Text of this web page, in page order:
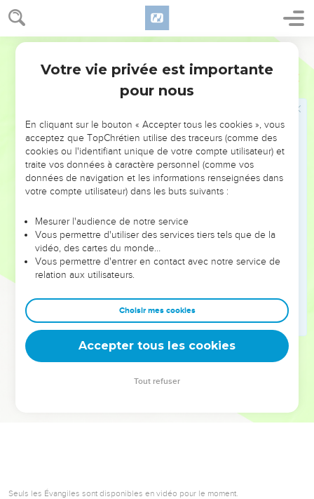
NE MANQUEZ PAS L’ÉVÉNEMENT
DE L’ANNÉE !
ET SI LEURS ERREURS POUVAIENT VOUS ÉVITER LES
VOTRES ?
leur foi ou leur vision. Mais on voit moins les doutes, les erreurs
et les saisons difficiles qu'ils ont traversés, alors même que ce
sont elles qui les ont façonnés.
Dans cette conférence, leaders, entrepreneurs, et responsables
clés pour avancer avec plus de sagesse afin que leurs erreurs
deviennent vos tremplins. Que vous guidiez un ministère, une
équipe, un groupe ou une famille, leur expérience est faite
Seuls les Évangiles sont disponibles en vidéo pour le moment.
Votre vie privée est importante
pour nous
En cliquant sur le bouton « Accepter tous les cookies », vous
acceptez que TopChrétien utilise des traceurs (comme des
cookies ou l'identifiant unique de votre compte utilisateur) et
traite vos données à caractère personnel (comme vos
données de navigation et les informations renseignées dans
votre compte utilisateur) dans les buts suivants :
Mesurer l'audience de notre service
Vous permettre d'utiliser des services tiers tels que de la
vidéo, des cartes du monde…
Vous permettre d'entrer en contact avec notre service de
relation aux utilisateurs.
Choisir mes cookies
Accepter tous les cookies
Tout refuser